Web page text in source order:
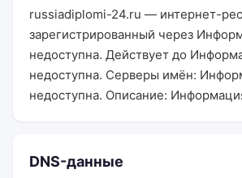
russiadiplomi-24.ru — интернет-
зарегистрированный через
недоступна. Действует до
недоступна. Серверы имён:
недоступна. Описание:
DNS-данные